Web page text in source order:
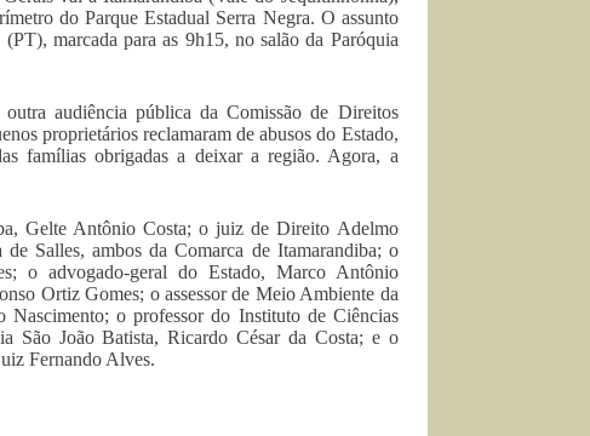
do Parque Estadual Serra Negra. O assunto
marcada para as 9h15, no salão da Paróquia
audiência pública da Comissão de Direitos
proprietários reclamaram de abusos do Estado,
famílias obrigadas a deixar a região. Agora, a
Gelte Antônio Costa; o juiz de Direito Adelmo
Salles, ambos da Comarca de Itamarandiba; o
o advogado-geral do Estado, Marco Antônio
Ortiz Gomes; o assessor de Meio Ambiente da
Nascimento; o professor do Instituto de Ciências
São João Batista, Ricardo César da Costa; e o
Fernando Alves.